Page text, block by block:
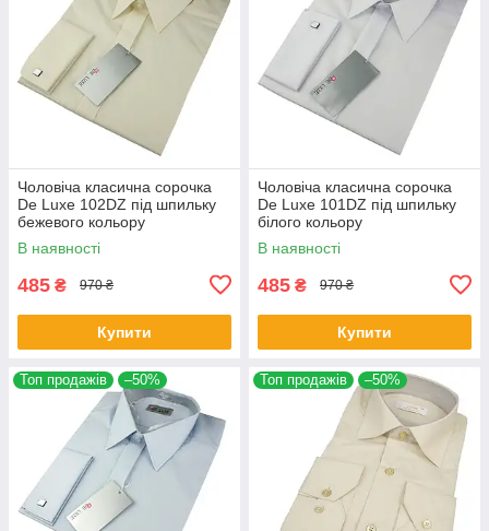
Чоловіча класична сорочка
De Luxe 102DZ під шпильку
бежевого кольору
В наявності
485 ₴ 970 ₴
Купити
Чоловіча класична сорочка
De Luxe 101DZ під шпильку
білого кольору
В наявності
485 ₴ 970 ₴
Купити
Топ продажів –50% Топ продажів –50%